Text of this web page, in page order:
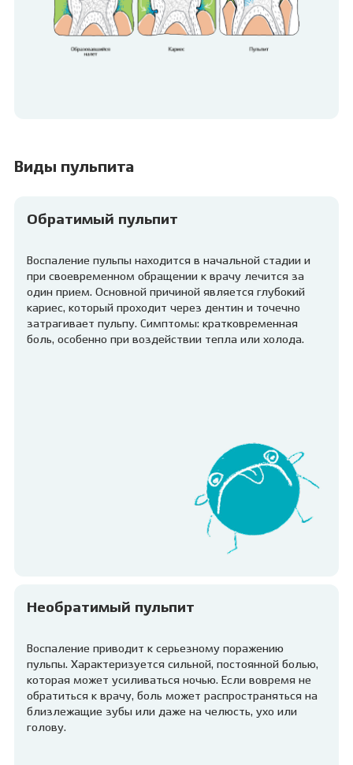
Виды пульпита
Обратимый пульпит
Воспаление пульпы находится в начальной стадии и
при своевременном обращении к врачу лечится за
один прием. Основной причиной является глубокий
кариес, который проходит через дентин и точечно
затрагивает пульпу. Симптомы: кратковременная
боль, особенно при воздействии тепла или холода.
Необратимый пульпит
Воспаление приводит к серьезному поражению
пульпы. Характеризуется сильной, постоянной болью,
которая может усиливаться ночью. Если вовремя не
обратиться к врачу, боль может распространяться на
близлежащие зубы или даже на челюсть, ухо или
голову.